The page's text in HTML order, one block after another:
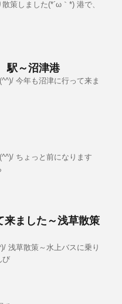
策しました(*´ω｀*) 港で、
駅～沼津港
今年も沼津に行って来ま
ちょっと前になります
来ました～浅草散策
浅草散策～水上バスに乗り
び